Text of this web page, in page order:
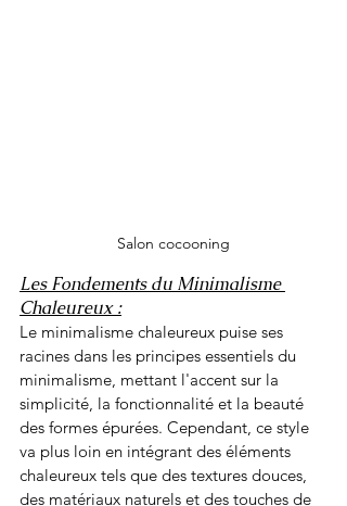
Salon cocooning
Les Fondements du Minimalisme
Chaleureux :
Le minimalisme chaleureux puise ses
racines dans les principes essentiels du
minimalisme, mettant l'accent sur la
simplicité, la fonctionnalité et la beauté
des formes épurées. Cependant, ce style
va plus loin en intégrant des éléments
chaleureux tels que des textures douces,
des matériaux naturels et des touches de